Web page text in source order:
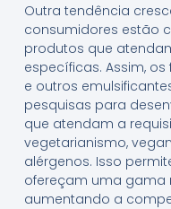
Outra tendência
consumidores estão
produtos que
específicas. Assim,
e outros
pesquisas para
que atendam a
vegetarianismo,
alérgenos. Isso
ofereçam uma gama
aumentando a